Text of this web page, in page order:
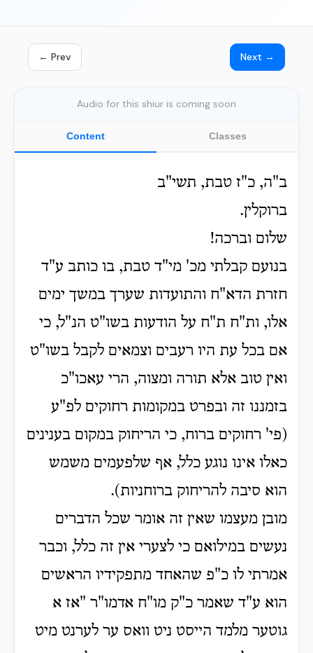
← Prev Next →
Audio for this shiur is coming soon
Content Classes
ב"ה, כ"ז טבת, תשי"ב
ברוקלין.
שלום וברכה!
בנועם קבלתי מכ' מי"ד טבת, בו כותב ע"ד
חזרת הדא"ח והתועדות שערך במשך ימים
אלו, ות"ח ת"ח על הודעות בשו"ט הנ"ל, כי
אם בכל עת היו רעבים וצמאים לקבל בשו"ט
ואין טוב אלא תורה ומצוה, הרי עאכו"כ
בזמננו זה ובפרט במקומות רחוקים לפ"ע
(פי' רחוקים ברוח, כי הריחוק במקום בענינים
כאלו אינו נוגע כלל, אף שלפעמים משמש
הוא סיבה להריחוק ברוחניות).
מובן מעצמו שאין זה אומר שכל הדברים
נעשים במילואם כי לצערי אין זה כלל, וכבר
אמרתי לו כ"פ שהאחד מתפקידיו הראשים
הוא ע"ד שאמר כ"ק מו"ח אדמו"ר "אז א
גוטער מלמד הייסט ניט וואס ער לערנט מיט